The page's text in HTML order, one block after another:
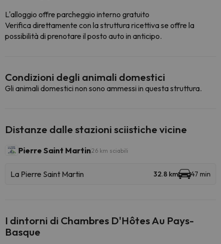
L'alloggio offre parcheggio interno gratuito
Verifica direttamente con la struttura ricettiva se offre la
possibilità di prenotare il posto auto in anticipo.
Condizioni degli animali domestici
Gli animali domestici non sono ammessi in questa struttura.
Distanze dalle stazioni sciistiche vicine
Pierre Saint Martin26 km sciabili
La Pierre Saint Martin 32.8 km 47 min
I dintorni di Chambres D'Hôtes Au Pays-
Basque